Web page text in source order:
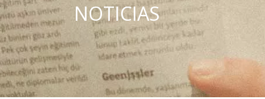
NOTICIAS